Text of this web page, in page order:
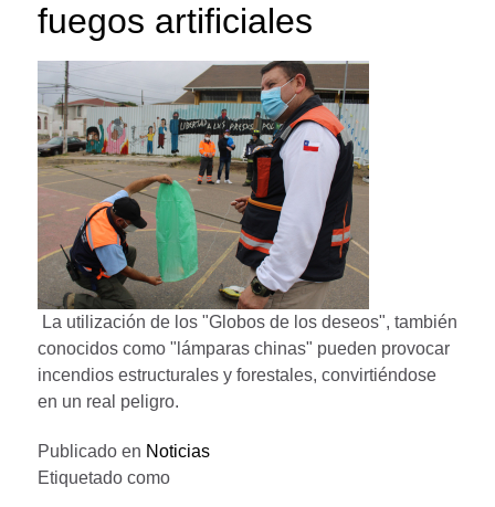
fuegos artificiales
La utilización de los "Globos de los deseos", también
conocidos como "lámparas chinas" pueden provocar
incendios estructurales y forestales, convirtiéndose
en un real peligro.
Publicado en Noticias
Etiquetado como